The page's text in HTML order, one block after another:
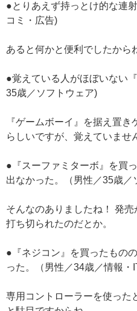
●とりあえず持っとけ的な連
コミ・広告)
あると何かと便利でしたから
●覚えている人がほぼいない
35歳／ソフトウェア)
『ゲームボーイ』を据え置
らしいですが、覚えていませ
●『スーファミターボ』を買
出なかった。（男性／35歳／
そんなのありましたね！ 発
打ち切られたのだとか。
●『ネジコン』を買ったもの
った。（男性／34歳／情報・
専用コントローラーを使った